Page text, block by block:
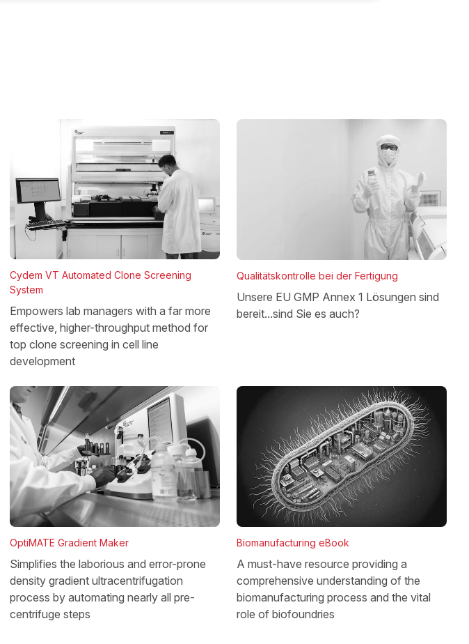
Cydem VT Automated Clone Screening
System
Empowers lab managers with a far more
effective, higher-throughput method for
top clone screening in cell line
development
Qualitätskontrolle bei der Fertigung
Unsere EU GMP Annex 1 Lösungen sind
bereit...sind Sie es auch?
OptiMATE Gradient Maker
Simplifies the laborious and error-prone
density gradient ultracentrifugation
process by automating nearly all pre-
centrifuge steps
Biomanufacturing eBook
A must-have resource providing a
comprehensive understanding of the
biomanufacturing process and the vital
role of biofoundries